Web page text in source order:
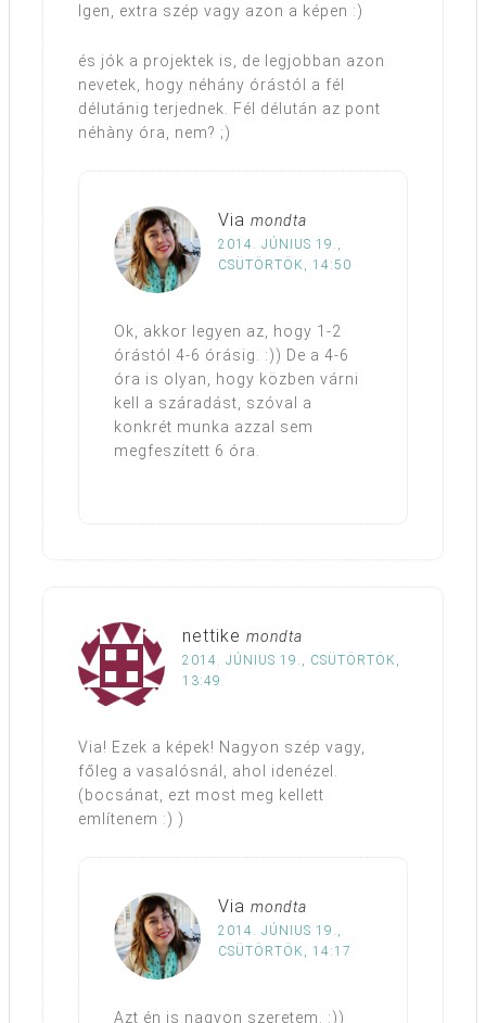
Igen, extra szép vagy azon a képen :)
és jók a projektek is, de legjobban azon
nevetek, hogy néhány órástól a fél
délutánig terjednek. Fél délután az pont
néhàny óra, nem? ;)
Via mondta
2014. JÚNIUS 19.,
CSÜTÖRTÖK, 14:50
Ok, akkor legyen az, hogy 1-2
órástól 4-6 órásig. :)) De a 4-6
óra is olyan, hogy közben várni
kell a száradást, szóval a
konkrét munka azzal sem
megfeszített 6 óra.
nettike mondta
2014. JÚNIUS 19., CSÜTÖRTÖK,
13:49
Via! Ezek a képek! Nagyon szép vagy,
főleg a vasalósnál, ahol idenézel.
(bocsánat, ezt most meg kellett
említenem :) )
Via mondta
2014. JÚNIUS 19.,
CSÜTÖRTÖK, 14:17
Azt én is nagyon szeretem. :))